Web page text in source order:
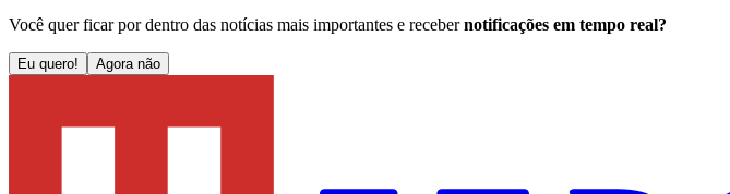
Você quer ficar por dentro das notícias mais importantes e receber notificações em tempo real?
Eu quero! Agora não